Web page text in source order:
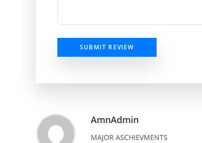
SUBMIT REVIEW
AmnAdmin
MAJOR ASCHIEVMENTS